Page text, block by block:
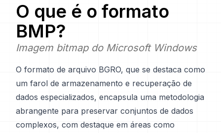
O que é o formato
BMP?
Imagem bitmap do Microsoft Windows
O formato de arquivo BGRO, que se destaca como
um farol de armazenamento e recuperação de
dados especializados, encapsula uma metodologia
abrangente para preservar conjuntos de dados
complexos, com destaque em áreas como